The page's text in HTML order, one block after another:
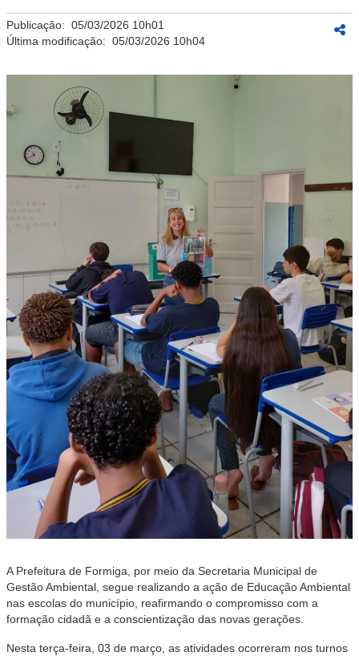
Publicação: 05/03/2026 10h01
Última modificação: 05/03/2026 10h04
A Prefeitura de Formiga, por meio da Secretaria Municipal de
Gestão Ambiental, segue realizando a ação de Educação Ambiental
nas escolas do município, reafirmando o compromisso com a
formação cidadã e a conscientização das novas gerações.
Nesta terça-feira, 03 de março, as atividades ocorreram nos turnos